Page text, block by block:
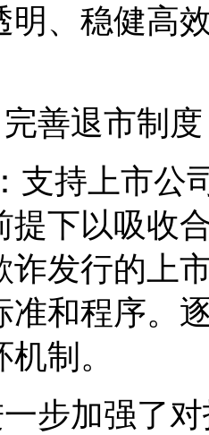
明、稳健高
善退市制度
持上市公
提下以吸收
诈发行的上
准和程序。
制。
加强了对